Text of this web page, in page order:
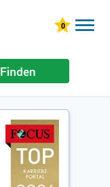
Finden